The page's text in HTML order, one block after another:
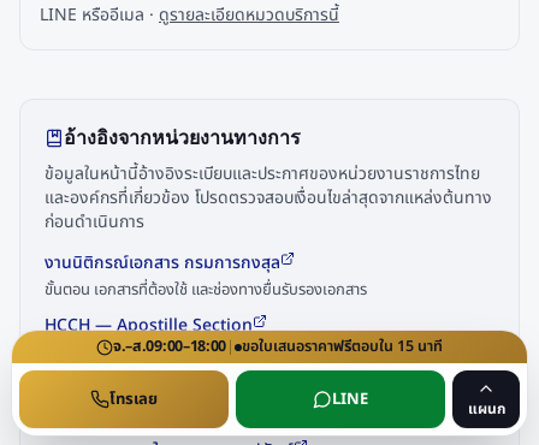
LINE หรืออีเมล · ดูรายละเอียดหมวดบริการนี้
อ้างอิงจากหน่วยงานทางการ
ข้อมูลในหน้านี้อ้างอิงระเบียบและประกาศของหน่วยงานราชการไทย
และองค์กรที่เกี่ยวข้อง โปรดตรวจสอบเงื่อนไขล่าสุดจากแหล่งต้นทาง
ก่อนดำเนินการ
งานนิติกรณ์เอกสาร กรมการกงสุล
ขั้นตอน เอกสารที่ต้องใช้ และช่องทางยื่นรับรองเอกสาร
HCCH — Apostille Section
สถานะภาคีอนุสัญญา Apostille และรายชื่อประเทศสมาชิก
กรมการกงสุล กระทรวงการต่างประเทศ
หน่วยงานรับรองนิติกรณ์เอกสารเพื่อใช้ในต่างประเทศ
จ.–ส.09:00–18:00| ขอใบเสนอราคาฟรีตอบใน 15 นาที
โทรเลย LINE แผนก